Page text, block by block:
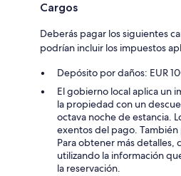
Cargos
Deberás pagar los siguientes
podrían incluir los impuestos
Depósito por daños: EUR
El gobierno local aplica un
la propiedad con un
octava noche de estancia.
exentos del pago.
Para obtener más
utilizando la información
la reservación.